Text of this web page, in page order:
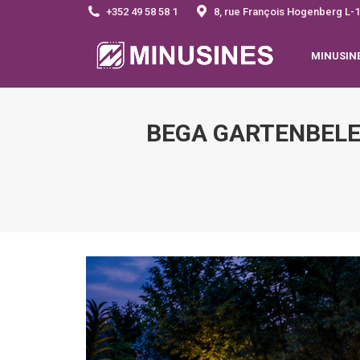
+352 49 58 58 1 8, rue François Hogenberg L-
BEGA